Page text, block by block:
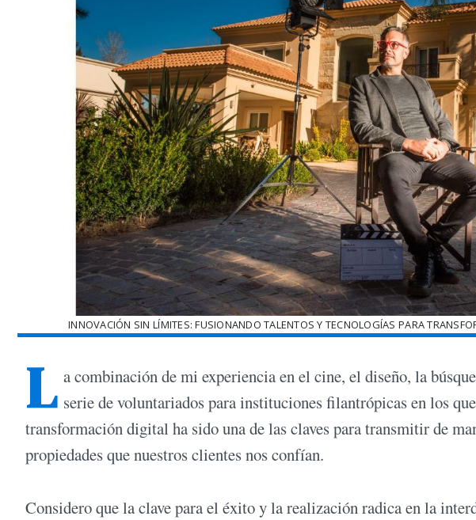
INNOVACIÓN SIN LÍMITES: FUSIONANDO TALENTOS Y TECNOLOGÍAS PARA
L a combinación de mi experiencia en el cine, el diseño, la
serie de voluntariados para instituciones filantrópicas en los
transformación digital ha sido una de las claves para transmitir de
propiedades que nuestros clientes nos confían.
Considero que la clave para el éxito y la realización radica en la